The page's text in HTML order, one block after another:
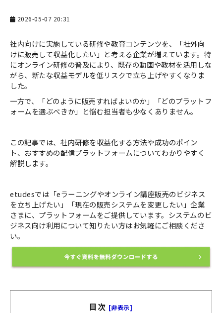
2026-05-07 20:31
社内向けに実施している研修や教育コンテンツを、「社外向
けに販売して収益化したい」と考える企業が増えています。特
にオンライン研修の普及により、既存の動画や教材を活用しな
がら、新たな収益モデルを低リスクで立ち上げやすくなりま
した。
一方で、「どのように販売すればよいのか」「どのプラットフ
ォームを選ぶべきか」と悩む担当者も少なくありません。
この記事では、社内研修を収益化する方法や成功のポイン
ト、おすすめの配信プラットフォームについてわかりやすく
解説します。
etudesでは「eラーニングやオンライン講座販売のビジネス
を立ち上げたい」「現在の販売システムを変更したい」企業
さまに、プラットフォームをご提供しています。システムのビ
ジネス向け利用について知りたい方はお気軽にご相談くださ
い。
目次 [非表示]